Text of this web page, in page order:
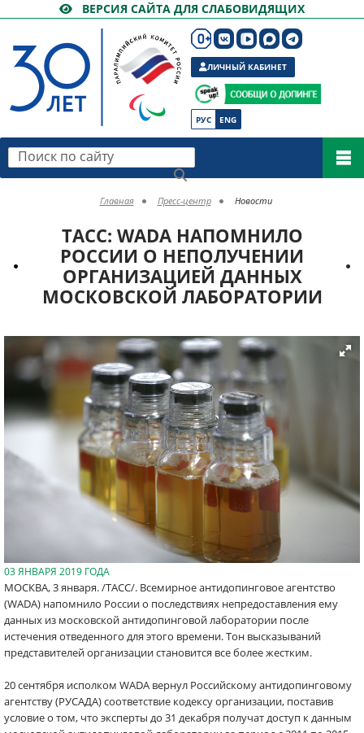
ВЕРСИЯ САЙТА ДЛЯ СЛАБОВИДЯЩИХ
РУС ENG
ЛИЧНЫЙ КАБИНЕТ
Поиск по сайту
Главная Пресс-центр Новости
ТАСС: WADA НАПОМНИЛО
РОССИИ О НЕПОЛУЧЕНИИ
ОРГАНИЗАЦИЕЙ ДАННЫХ
МОСКОВСКОЙ ЛАБОРАТОРИИ
03 ЯНВАРЯ 2019 ГОДА
МОСКВА, 3 января. /ТАСС/. Всемирное антидопинговое агентство
(WADA) напомнило России о последствиях непредоставления ему
данных из московской антидопинговой лаборатории после
истечения отведенного для этого времени. Тон высказываний
представителей организации становится все более жестким.
20 сентября исполком WADA вернул Российскому антидопинговому
агентству (РУСАДА) соответствие кодексу организации, поставив
условие о том, что эксперты до 31 декабря получат доступ к данным